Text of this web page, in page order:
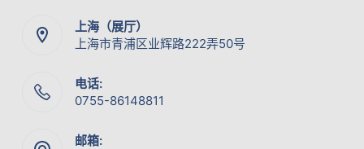
上海（展厅）
上海市青浦区业辉路222弄50号
电话:
0755-86148811
邮箱: